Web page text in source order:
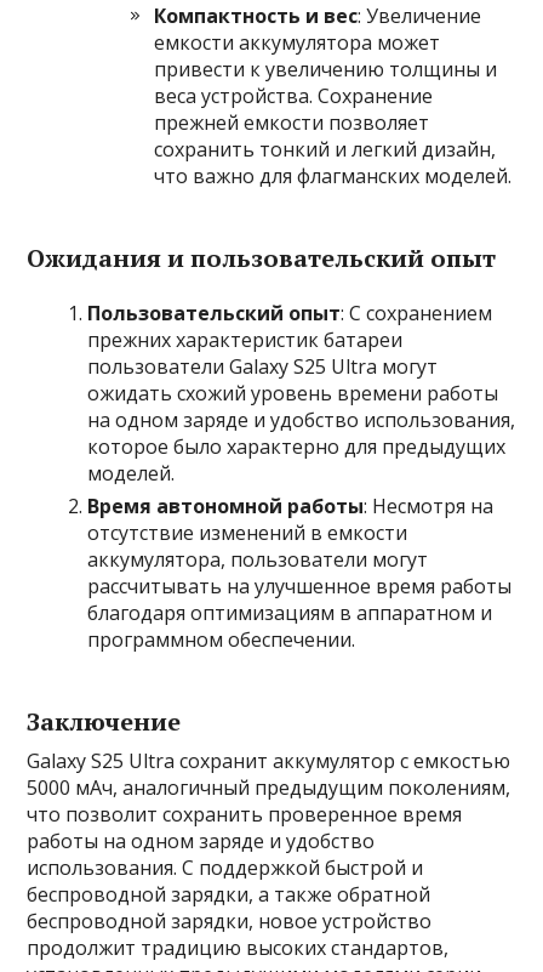
Компактность и вес: Увеличение
емкости аккумулятора может
привести к увеличению толщины и
веса устройства. Сохранение
прежней емкости позволяет
сохранить тонкий и легкий дизайн,
что важно для флагманских моделей.
Ожидания и пользовательский опыт
Пользовательский опыт: С сохранением
прежних характеристик батареи
пользователи Galaxy S25 Ultra могут
ожидать схожий уровень времени работы
на одном заряде и удобство использования,
которое было характерно для предыдущих
моделей.
Время автономной работы: Несмотря на
отсутствие изменений в емкости
аккумулятора, пользователи могут
рассчитывать на улучшенное время работы
благодаря оптимизациям в аппаратном и
программном обеспечении.
Заключение
Galaxy S25 Ultra сохранит аккумулятор с емкостью
5000 мАч, аналогичный предыдущим поколениям,
что позволит сохранить проверенное время
работы на одном заряде и удобство
использования. С поддержкой быстрой и
беспроводной зарядки, а также обратной
беспроводной зарядки, новое устройство
продолжит традицию высоких стандартов,